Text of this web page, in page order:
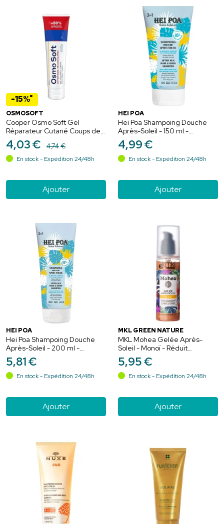
-15%*
OSMOSOFT
Cooper Osmo Soft Gel
Réparateur Cutané Coups de
Soleil & Peaux Échauffées -
75g + 25g Offert
4,03€ 4,74€
En stock - Expédition 24/48h
Ajouter
HEI POA
Hei Poa Shampoing Douche
Après-Soleil - 150 ml -
Nettoyage et hydratation
après exposition
4,99€
En stock - Expédition 24/48h
Ajouter
HEI POA
Hei Poa Shampoing Douche
Après-Soleil - 200 ml -
Nettoie, apaise et parfume
après la plage
5,81€
En stock - Expédition 24/48h
Ajouter
MKL GREEN NATURE
MKL Mohea Gelée Après-
Soleil - Monoï - Réduit
Picotements &
Démangeaisons - 100 ml
5,95€
En stock - Expédition 24/48h
Ajouter